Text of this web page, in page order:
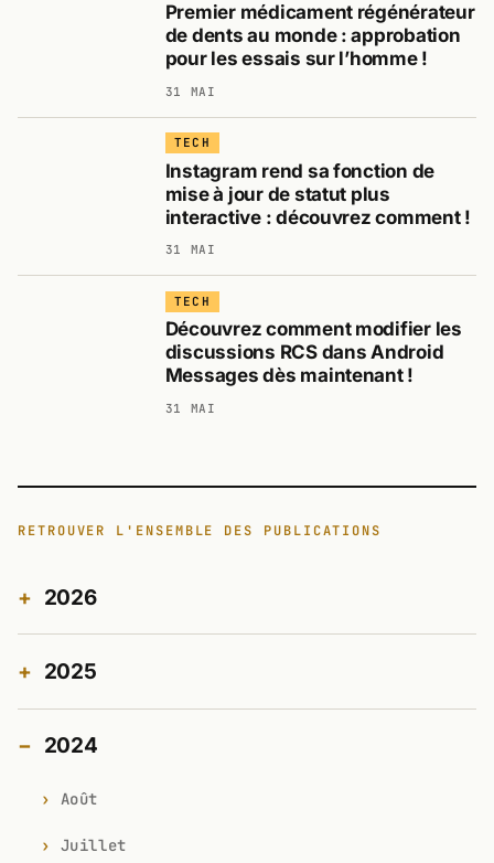
Premier médicament régénérateur
de dents au monde : approbation
pour les essais sur l’homme !
31 MAI
TECH
Instagram rend sa fonction de
mise à jour de statut plus
interactive : découvrez comment !
31 MAI
TECH
Découvrez comment modifier les
discussions RCS dans Android
Messages dès maintenant !
31 MAI
RETROUVER L'ENSEMBLE DES PUBLICATIONS
2026
2025
2024
Août
Juillet